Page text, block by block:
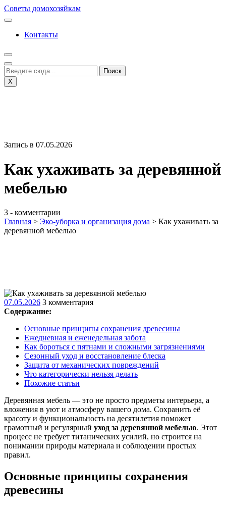
Перейти
к
Советы домохозяйкам
Контакты
X
Запись в 07.05.2026
Как ухаживать за деревянной
мебелью
3 - комментарии
Главная > Эко-уборка и организация дома > Как ухаживать за
деревянной мебелью
07.05.202607.05.2026
3 комментария
Содержание:
Основные принципы сохранения древесины
Ежедневная и еженедельная забота
Как бороться с пятнами и сложными загрязнениями
Сезонный уход и восстановление блеска
Защита от механических повреждений
Что категорически нельзя делать
Похожие статьи
Деревянная мебель — это не просто предметы интерьера, а
вложения в уют и атмосферу вашего дома. Сохранить её
красоту и функциональность на десятилетия поможет
грамотный и регулярный уход за деревянной мебелью. Этот
процесс не требует титанических усилий, но строится на
понимании природы материала и соблюдении простых
правил.
Основные принципы сохранения
древесины